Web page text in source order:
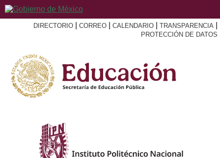
DIRECTORIO CORREO CALENDARIO TRANSPARENCIA
PROTECCIÓN DE DATOS